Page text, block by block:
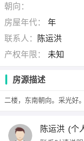
朝向：
房屋年代：
年
联系人：
陈运洪
产权年限：
未知
房源描述
二楼，东南朝向。采光好。
陈运洪 (个